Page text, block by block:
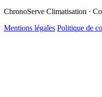
ChronoServe Climatisation ·
Mentions légales Politique de